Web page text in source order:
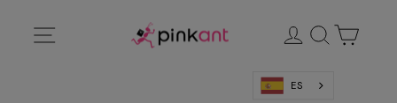
directamente
Ingresar
Buscar
ES